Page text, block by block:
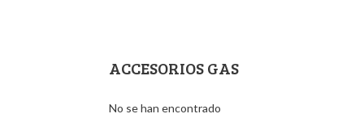
ACCESORIOS GAS
No se han encontrado